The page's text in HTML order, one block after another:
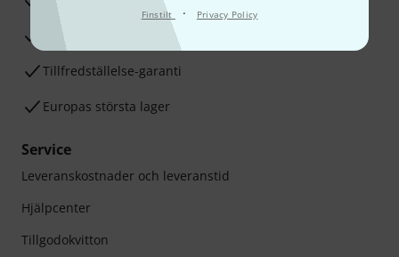
Finstilt · Privacy Policy
Råd från våra sak-experter
Tillfredställelse-garanti
Europas största lager
Service
Leveranskostnader och leveranstid
Hjälpcenter
Tillgodokvitton